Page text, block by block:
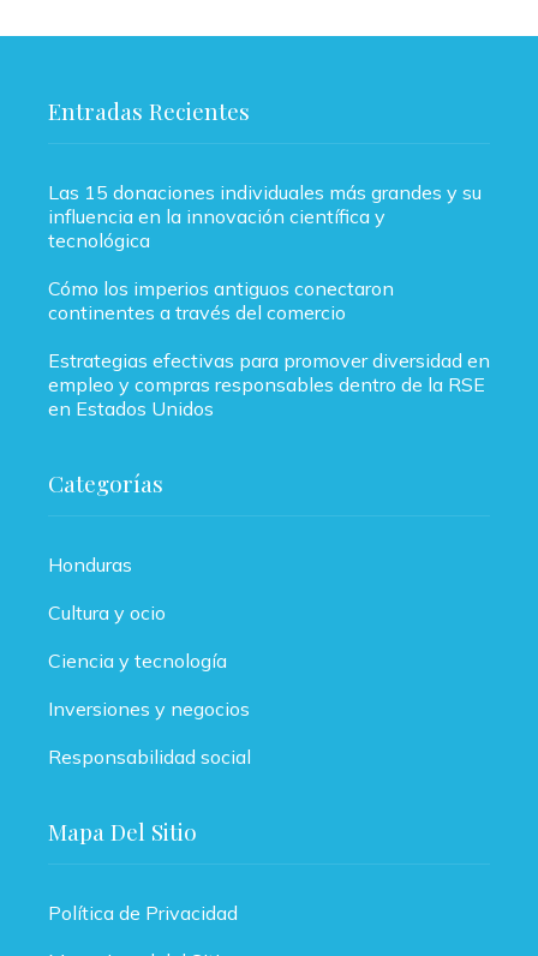
Entradas Recientes
Las 15 donaciones individuales más grandes y su
influencia en la innovación científica y
tecnológica
Cómo los imperios antiguos conectaron
continentes a través del comercio
Estrategias efectivas para promover diversidad en
empleo y compras responsables dentro de la RSE
en Estados Unidos
Categorías
Honduras
Cultura y ocio
Ciencia y tecnología
Inversiones y negocios
Responsabilidad social
Mapa Del Sitio
Política de Privacidad